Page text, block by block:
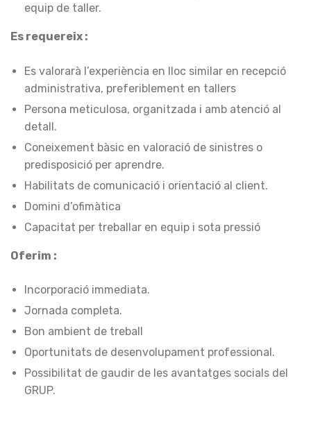
equip de taller.
Es requereix :
Es valorarà l’experiència en lloc similar en recepció
administrativa, preferiblement en tallers
Persona meticulosa, organitzada i amb atenció al
detall.
Coneixement bàsic en valoració de sinistres o
predisposició per aprendre.
Habilitats de comunicació i orientació al client.
Domini d’ofimàtica
Capacitat per treballar en equip i sota pressió
Oferim :
Incorporació immediata.
Jornada completa.
Bon ambient de treball
Oportunitats de desenvolupament professional.
Possibilitat de gaudir de les avantatges socials del
GRUP.